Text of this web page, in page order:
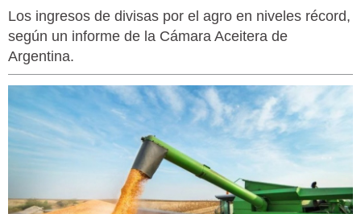
Los ingresos de divisas por el agro en niveles récord,
según un informe de la Cámara Aceitera de
Argentina.